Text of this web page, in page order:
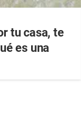
tu casa, te
es una